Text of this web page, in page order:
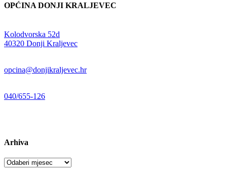
OPĆINA DONJI KRALJEVEC
Kolodvorska 52d
40320 Donji Kraljevec
opcina@donjikraljevec.hr
040/655-126
Arhiva
Arhiva